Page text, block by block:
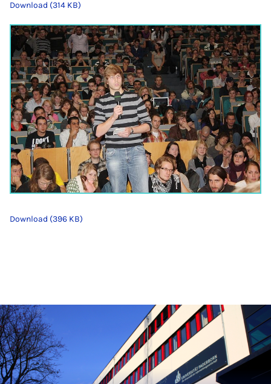
Download (314 KB)
Download (396 KB)